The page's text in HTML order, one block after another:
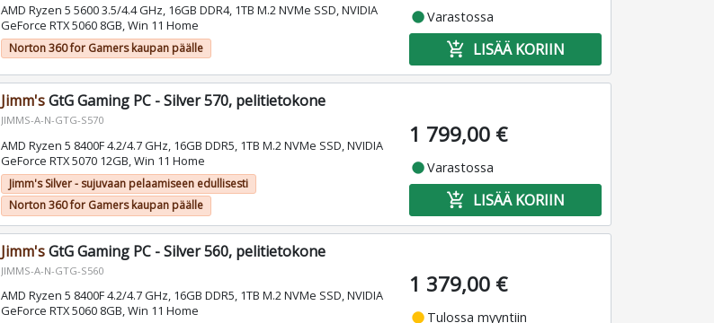
AMD Ryzen 5 5600 3.5/4.4 GHz, 16GB DDR4, 1TB M.2 NVMe SSD, NVIDIA
GeForce RTX 5060 8GB, Win 11 Home
Norton 360 for Gamers kaupan päälle
fiber_manual_recordVarastossa
add_shopping_cart LISÄÄ KORIIN
Jimm'sGtG Gaming PC - Silver 570, pelitietokone
JIMMS-A-N-GTG-S570
AMD Ryzen 5 8400F 4.2/4.7 GHz, 16GB DDR5, 1TB M.2 NVMe SSD, NVIDIA
GeForce RTX 5070 12GB, Win 11 Home
Jimm's Silver - sujuvaan pelaamiseen edullisesti
Norton 360 for Gamers kaupan päälle
1 799,00 €
fiber_manual_recordVarastossa
add_shopping_cart LISÄÄ KORIIN
Jimm'sGtG Gaming PC - Silver 560, pelitietokone
JIMMS-A-N-GTG-S560
AMD Ryzen 5 8400F 4.2/4.7 GHz, 16GB DDR5, 1TB M.2 NVMe SSD, NVIDIA
GeForce RTX 5060 8GB, Win 11 Home
1 379,00 €
fiber_manual_record Tulossa myyntiin